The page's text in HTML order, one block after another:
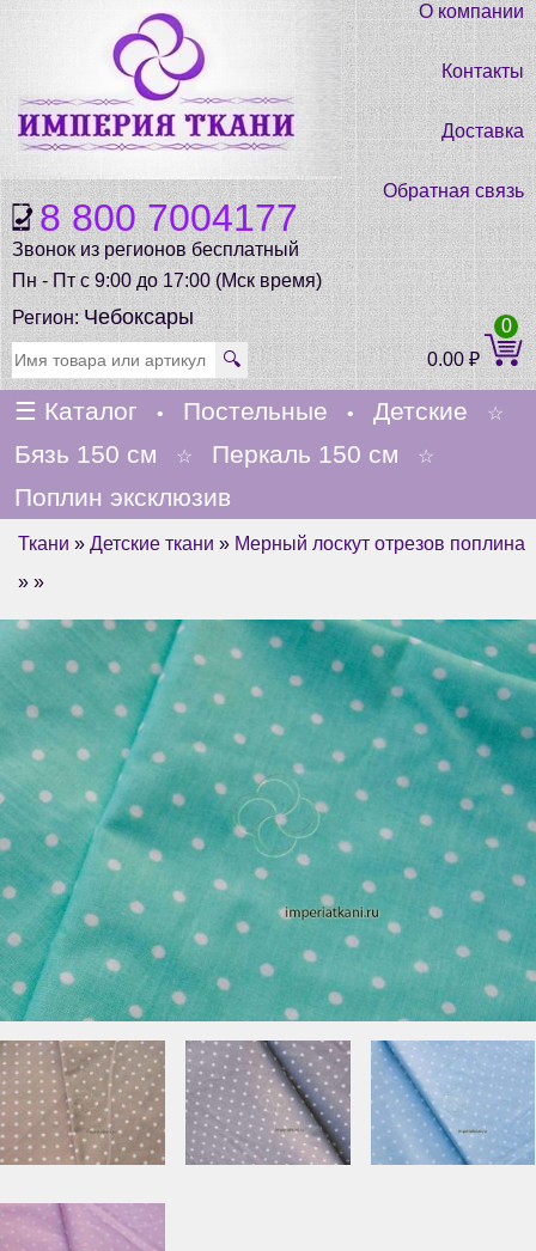
8 800 7004177
Звонок из регионов бесплатный
Пн - Пт с 9:00 до 17:00 (Мск время)
О компании
Контакты
Доставка
Обратная связь
Регион:Чебоксары
🔍 0.00₽
0
☰ Каталог • Постельные • Детские ☆
Бязь 150 см ☆ Перкаль 150 см ☆
Поплин эксклюзив
Ткани » Детские ткани » Мерный лоскут отрезов поплина
» »